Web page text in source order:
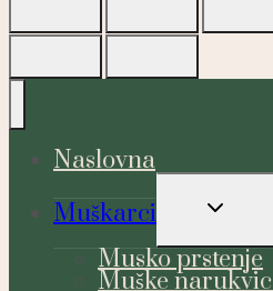
Naslovna
Muškarci
TOGGLE
MENU
Musko prstenje
Muške